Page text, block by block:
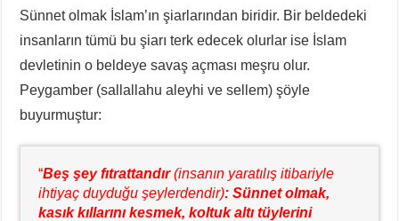
Sünnet olmak İslam’ın şiarlarından biridir. Bir beldedeki
insanların tümü bu şiarı terk edecek olurlar ise İslam
devletinin o beldeye savaş açması meşru olur.
Peygamber (sallallahu aleyhi ve sellem) şöyle
buyurmuştur:
“Beş şey fıtrattandır(insanın yaratılış itibariyle
ihtiyaç duyduğu şeylerdendir): Sünnet olmak,
kasık kıllarını kesmek, koltuk altı tüylerini